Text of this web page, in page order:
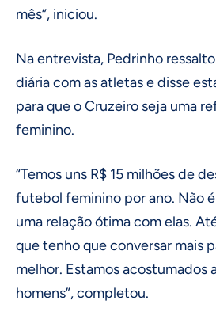
mês”, iniciou.
Na entrevista, Pedrinho
diária com as atletas e disse
para que o Cruzeiro seja uma
feminino.
“Temos uns R$ 15 milhões de
futebol feminino por ano. Não
uma relação ótima com elas.
que tenho que conversar mais
melhor. Estamos acostumados
homens”, completou.